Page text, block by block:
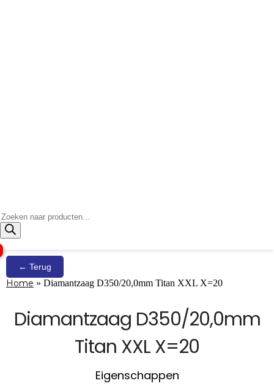
Producten
zoeken
← Terug
Home » Diamantzaag D350/20,0mm Titan XXL X=20
Diamantzaag D350/20,0mm
Titan XXL X=20
Eigenschappen